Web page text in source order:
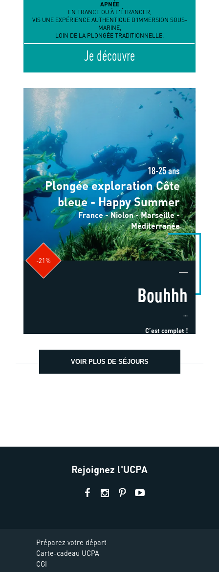
APNÉE
EN FRANCE OU À L'ÉTRANGER,
VIS UNE EXPÉRIENCE AUTHENTIQUE D'IMMERSION SOUS-
MARINE,
LOIN DE LA PLONGÉE TRADITIONNELLE.
Je découvre
18-25 ans
Plongée exploration Côte
bleue - Happy Summer
France - Niolon - Marseille -
Méditerranée
-21%
Bouhhh
...
C’est complet !
VOIR PLUS DE SÉJOURS
Rejoignez l'UCPA
Préparez votre départ
Carte-cadeau UCPA
CGI